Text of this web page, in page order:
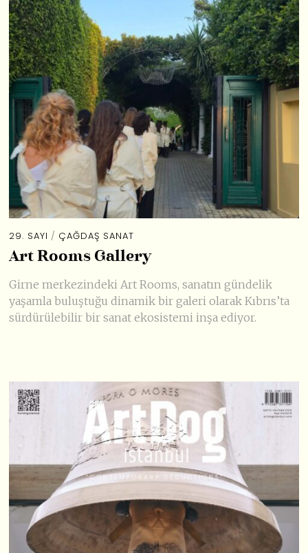
29. SAYI / ÇAĞDAŞ SANAT
Art Rooms Gallery
Girne merkezindeki Art Rooms, sanatın gündelik
yaşamla buluştuğu dinamik bir galeri olarak Kıbrıs’ta
sürdürülebilir bir sanat ekosistemi inşa ediyor.